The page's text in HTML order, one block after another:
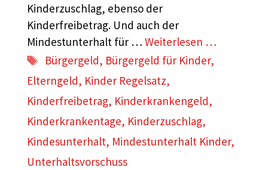
Kinderzuschlag, ebenso der
Kinderfreibetrag. Und auch der
Mindestunterhalt für … Weiterlesen …
Schlagwörter
Bürgergeld, Bürgergeld für Kinder,
Elterngeld, Kinder Regelsatz,
Kinderfreibetrag, Kinderkrankengeld,
Kinderkrankentage, Kinderzuschlag,
Kindesunterhalt, Mindestunterhalt Kinder,
Unterhaltsvorschuss